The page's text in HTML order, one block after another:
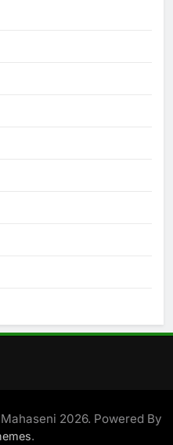
2026. Powered By
.